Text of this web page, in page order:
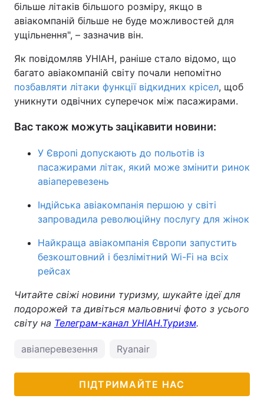
більше літаків більшого розміру, якщо в
авіакомпаній більше не буде можливостей для
ущільнення", – зазначив він.
Як повідомляв УНІАН, раніше стало відомо, що
багато авіакомпаній світу почали непомітно
позбавляти літаки функції відкидних крісел, щоб
уникнути одвічних суперечок між пасажирами.
Вас також можуть зацікавити новини:
У Європі допускають до польотів із
пасажирами літак, який може змінити ринок
авіаперевезень
Індійська авіакомпанія першою у світі
запровадила революційну послугу для жінок
Найкраща авіакомпанія Європи запустить
безкоштовний і безлімітний Wi-Fi на всіх
рейсах
Читайте свіжі новини туризму, шукайте ідеї для
подорожей та дивіться мальовничі фото з усього
світу на Телеграм-канал УНІАН.Туризм.
авіаперевезення Ryanair
ПІДТРИМАЙТЕ НАС